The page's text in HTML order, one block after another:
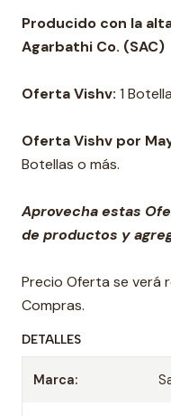
Producido con la
Agarbathi Co. (SAC)
Oferta Vishv: 1 Botella
Oferta Vishv por
Botellas o más.
Aprovecha estas
de productos y
Precio Oferta se verá
Compras.
DETALLES
Marca: